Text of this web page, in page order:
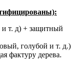
и т. д) + защитный
голубой и т. д.)
фактуру дерева.